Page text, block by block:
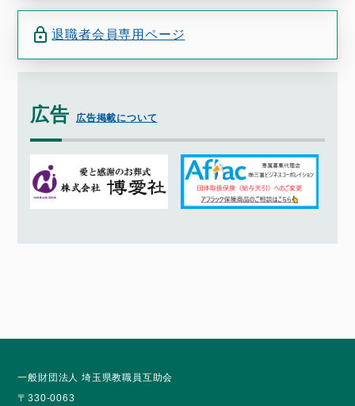
退職者会員専用ページ
広告 広告掲載について
一般財団法人 埼玉県教職員互助会
〒330-0063